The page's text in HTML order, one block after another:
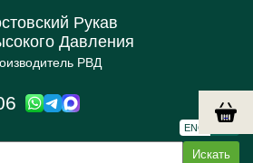
Рукав
Давления
РВД
ENG